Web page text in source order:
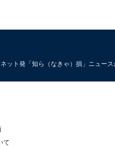
ト発「知ら（なきゃ）損」ニュース
て